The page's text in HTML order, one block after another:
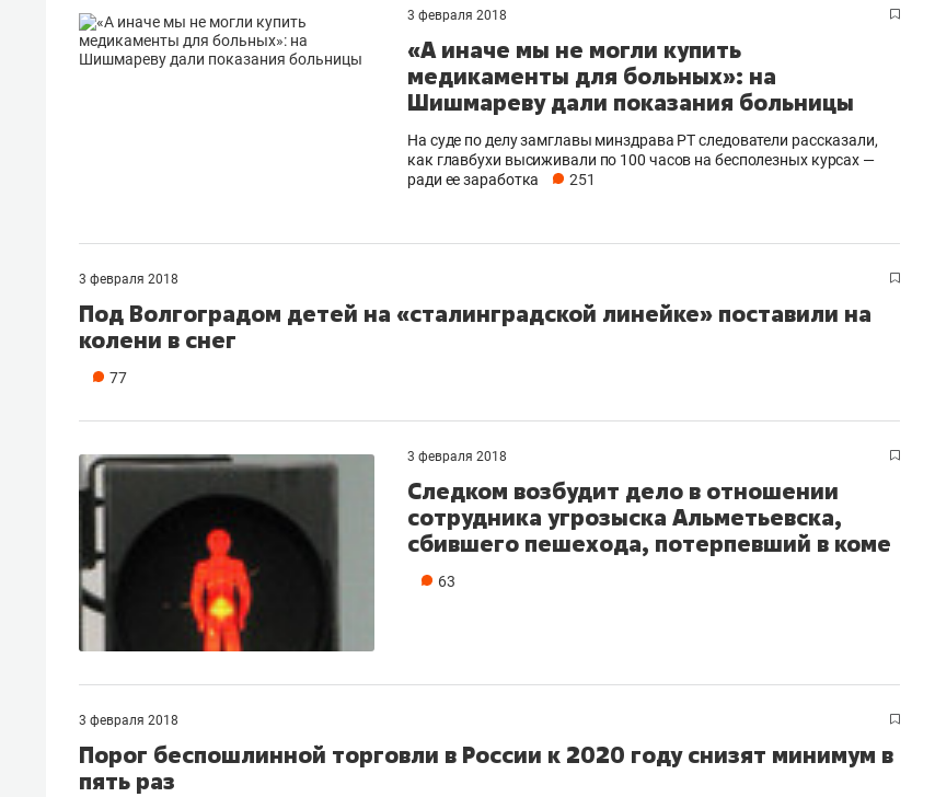
3 февраля 2018
«А иначе мы не могли купить
медикаменты для больных»: на
Шишмареву дали показания больницы
На суде по делу замглавы минздрава РТ следователи рассказали,
как главбухи высиживали по 100 часов на бесполезных курсах —
ради ее заработка
251
3 февраля 2018
Под Волгоградом детей на «сталинградской линейке» поставили на
колени в снег
77
3 февраля 2018
Следком возбудит дело в отношении
сотрудника угрозыска Альметьевска,
сбившего пешехода, потерпевший в коме
63
3 февраля 2018
Порог беспошлинной торговли в России к 2020 году снизят минимум в
пять раз